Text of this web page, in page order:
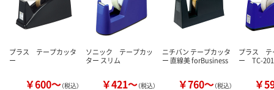
プラス テープカッタ
ー
￥600～（税込）
ソニック テープカッ
ター スリム
￥421～（税込）
ニチバン テープカッタ
ー 直線美 forBusiness
￥760～（税込）
プラス テ
ー TC-201
￥